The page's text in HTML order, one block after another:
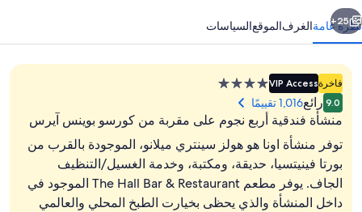
حديقة
التالي
25+
نظرة عامةالغرفالموقعالسياسات
فاخرةVIP Accessمنشأة
فندقية
مصنفة
بـ
4.0
نجوم
9.0 رائع1,016 تقييمًا
منشأة فندقية أربع نجوم على مقربة من كورسو بوينس آيرس
توفر منشأة اونا هو هولز سينتري ميلانو، الموجودة بالقرب من
بورتا فينيتسيا، حديقة، ومكتبة، وخدمة الغسيل/التنظيف
الجاف. يوفر مطعم The Hall Bar & Restaurant الموجود في
داخل المنشأة والذي يحظى بخيارت الطبخ المحلي والعالمي